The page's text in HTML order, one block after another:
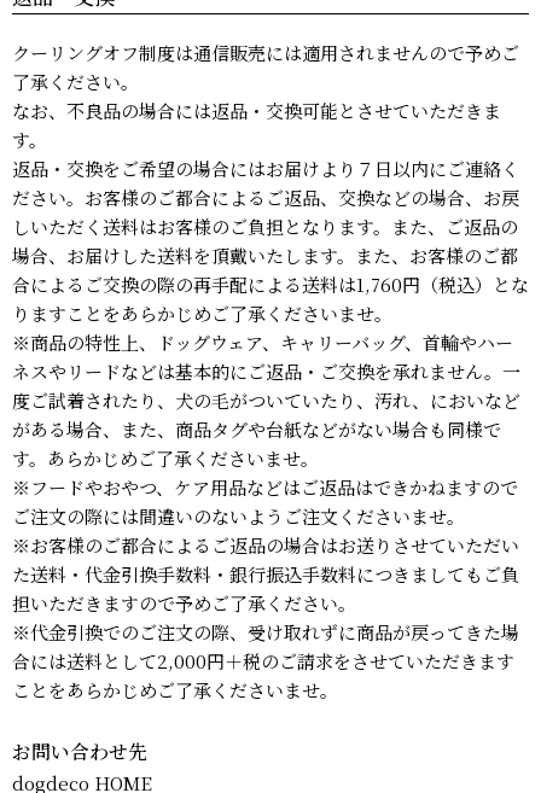
クーリングオフ制度は通信販売には適用されませんので予めご
了承ください。
なお、不良品の場合には返品・交換可能とさせていただきま
す。
返品・交換をご希望の場合にはお届けより７日以内にご連絡く
ださい。お客様のご都合によるご返品、交換などの場合、お戻
しいただく送料はお客様のご負担となります。また、ご返品の
場合、お届けした送料を頂戴いたします。また、お客様のご都
合によるご交換の際の再手配による送料は1,760円（税込）とな
りますことをあらかじめご了承くださいませ。
※商品の特性上、ドッグウェア、キャリーバッグ、首輪やハー
ネスやリードなどは基本的にご返品・ご交換を承れません。一
度ご試着されたり、犬の毛がついていたり、汚れ、においなど
がある場合、また、商品タグや台紙などがない場合も同様で
す。あらかじめご了承くださいませ。
※フードやおやつ、ケア用品などはご返品はできかねますので
ご注文の際には間違いのないようご注文くださいませ。
※お客様のご都合によるご返品の場合はお送りさせていただい
た送料・代金引換手数料・銀行振込手数料につきましてもご負
担いただきますので予めご了承ください。
※代金引換でのご注文の際、受け取れずに商品が戻ってきた場
合には送料として2,000円＋税のご請求をさせていただきます
ことをあらかじめご了承くださいませ。
お問い合わせ先
dogdeco HOME